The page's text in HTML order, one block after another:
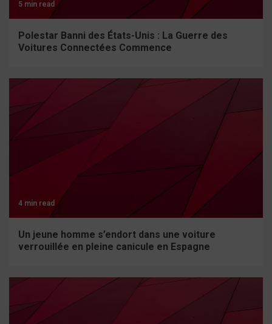
5 min read
Polestar Banni des États-Unis : La Guerre des
Voitures Connectées Commence
4 min read
Un jeune homme s’endort dans une voiture
verrouillée en pleine canicule en Espagne